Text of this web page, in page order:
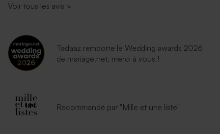
Voir tous les avis >
Tadaaz remporte le Wedding awards 2026
de mariage.net, merci à vous !
Recommandé par "Mille et une liste"